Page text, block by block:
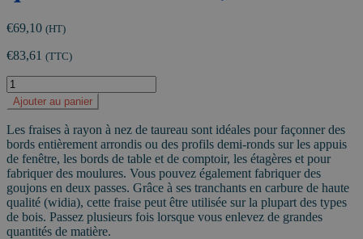
€69,10 (HT)
€83,61 (TTC)
quantité
de
Fraise
à
arrondir
R9,5
(Z=2)
queue
12mm
-
Ø33,3mm
Ajouter au panier
Les fraises à rayon à nez de taureau sont idéales pour façonner des
bords entièrement arrondis ou des profils demi-ronds sur les appuis
de fenêtre, les bords de table et de comptoir, les étagères et pour
fabriquer des moulures. Vous pouvez également fabriquer des
goujons en deux passes. Grâce à ses tranchants en carbure de haute
qualité (widia), cette fraise peut être utilisée sur la plupart des types
de bois. Passez plusieurs fois lorsque vous enlevez de grandes
quantités de matière.